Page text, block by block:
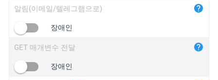
알림(이메일/텔레그램으로)
장애인
GET 매개변수 전달
장애인